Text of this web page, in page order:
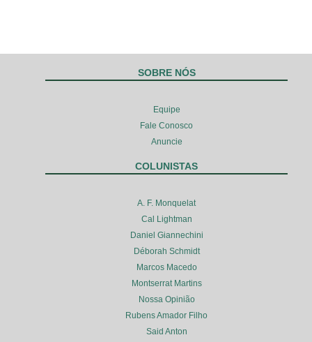
SOBRE NÓS
Equipe
Fale Conosco
Anuncie
COLUNISTAS
A. F. Monquelat
Cal Lightman
Daniel Giannechini
Déborah Schmidt
Marcos Macedo
Montserrat Martins
Nossa Opinião
Rubens Amador Filho
Said Anton